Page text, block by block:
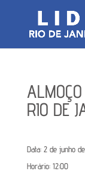
RIO DE
Data: 2 de junho
Horário: 12:00